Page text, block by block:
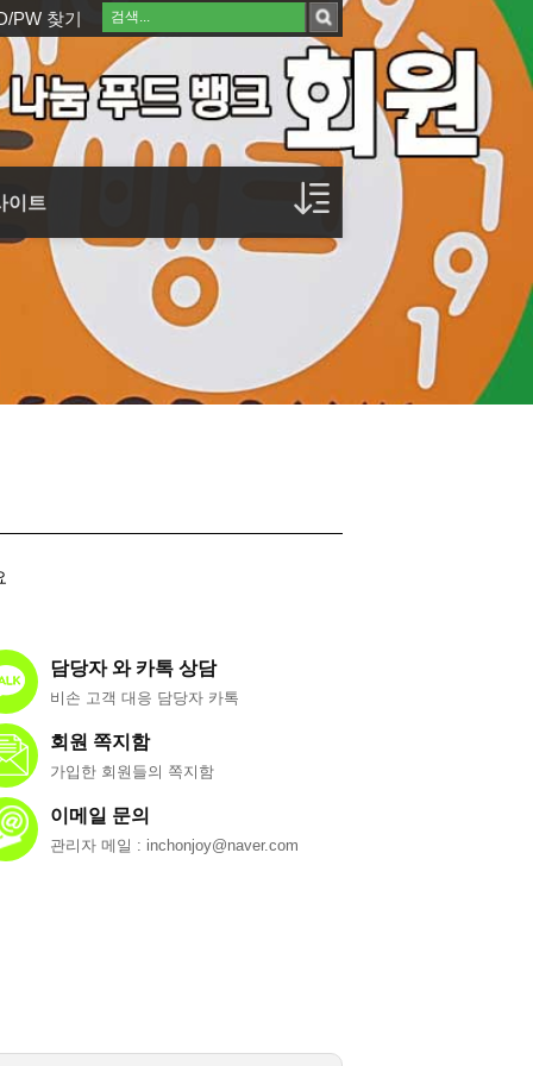
PW 찾기
이트
크
드뱅크
담당자 와 카톡 상담
비손 고객 대응 담당자 카톡
회원 쪽지함
가입한 회원들의 쪽지함
이메일 문의
관리자 메일 : inchonjoy@naver.com